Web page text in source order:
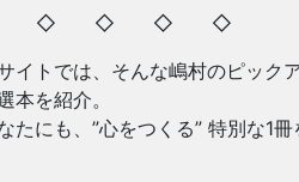
◇ ◇ ◇ ◇
イトでは、そんな嶋村のピック
本を紹介。
たにも、”心をつくる” 特別な1冊